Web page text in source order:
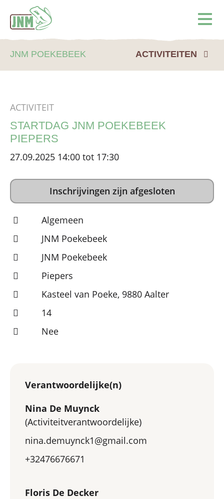
JNM POEKEBEEK ACTIVITEITEN
ACTIVITEIT
STARTDAG JNM POEKEBEEK
PIEPERS
27.09.2025 14:00 tot 17:30
Inschrijvingen zijn afgesloten
Algemeen
JNM Poekebeek
JNM Poekebeek
Piepers
Kasteel van Poeke, 9880 Aalter
14
Nee
Verantwoordelijke(n)
Nina De Muynck
(Activiteitverantwoordelijke)
nina.demuynck1@gmail.com
+32476676671
Floris De Decker